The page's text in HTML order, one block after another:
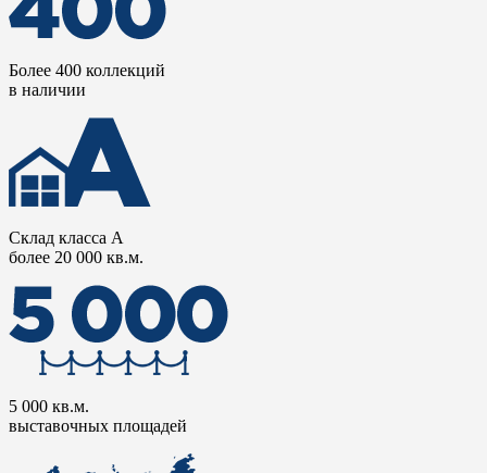
Более 400 коллекций
в наличии
Склад класса А
более 20 000 кв.м.
5 000 кв.м.
выставочных площадей